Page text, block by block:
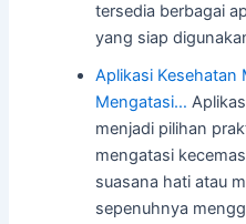
tersedia berbagai
yang siap
Aplikasi Kesehatan
Mengatasi…
menjadi pilihan
mengatasi
suasana hati atau
sepenuhnya